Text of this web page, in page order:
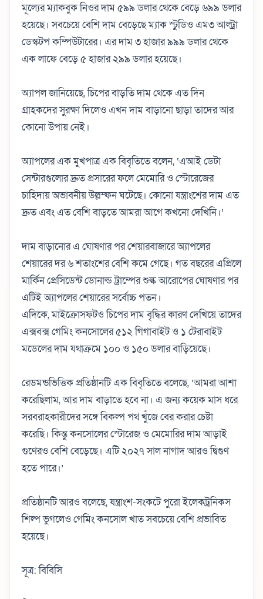
মূল্যের ম্যাকবুক নিওর দাম ৫৯৯ ডলার থেকে বেড়ে ৬৯৯ ডলার
হয়েছে। সবচেয়ে বেশি দাম বেড়েছে ম্যাক স্টুডিও এম৩ আল্ট্রা
ডেস্কটপ কম্পিউটারের। এর দাম ৩ হাজার ৯৯৯ ডলার থেকে
এক লাফে বেড়ে ৫ হাজার ২৯৯ ডলার হয়েছে।
অ্যাপল জানিয়েছে, চিপের বাড়তি দাম থেকে এত দিন
গ্রাহকদের সুরক্ষা দিলেও এখন দাম বাড়ানো ছাড়া তাদের আর
কোনো উপায় নেই।
অ্যাপলের এক মুখপাত্র এক বিবৃতিতে বলেন, ‘এআই ডেটা
সেন্টারগুলোর দ্রুত প্রসারের ফলে মেমোরি ও স্টোরেজের
চাহিদায় অভাবনীয় উল্লম্ফন ঘটেছে। কোনো যন্ত্রাংশের দাম এত
দ্রুত এবং এত বেশি বাড়তে আমরা আগে কখনো দেখিনি।’
দাম বাড়ানোর এ ঘোষণার পর শেয়ারবাজারে অ্যাপলের
শেয়ারের দর ৬ শতাংশের বেশি কমে গেছে। গত বছরের এপ্রিলে
মার্কিন প্রেসিডেন্ট ডোনাল্ড ট্রাম্পের শুল্ক আরোপের ঘোষণার পর
এটিই অ্যাপলের শেয়ারের সর্বোচ্চ পতন।
এদিকে, মাইক্রোসফটও চিপের দাম বৃদ্ধির কারণ দেখিয়ে তাদের
এক্সবক্স গেমিং কনসোলের ৫১২ গিগাবাইট ও ১ টেরাবাইট
মডেলের দাম যথাক্রমে ১০০ ও ১৫০ ডলার বাড়িয়েছে।
রেডমন্ডভিত্তিক প্রতিষ্ঠানটি এক বিবৃতিতে বলেছে, ‘আমরা আশা
করেছিলাম, আর দাম বাড়াতে হবে না। এ জন্য কয়েক মাস ধরে
সরবরাহকারীদের সঙ্গে বিকল্প পথ খুঁজে বের করার চেষ্টা
করেছি। কিন্তু কনসোলের স্টোরেজ ও মেমোরির দাম আড়াই
গুণেরও বেশি বেড়েছে। এটি ২০২৭ সাল নাগাদ আরও দ্বিগুণ
হতে পারে।’
প্রতিষ্ঠানটি আরও বলেছে, যন্ত্রাংশ-সংকটে পুরো ইলেকট্রনিকস
শিল্প ভুগলেও গেমিং কনসোল খাত সবচেয়ে বেশি প্রভাবিত
হয়েছে।
সূত্র: বিবিসি